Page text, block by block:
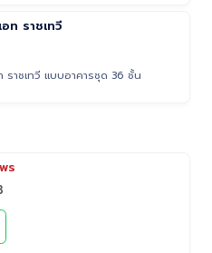
ท ราชเทวี
าชเทวี แบบอาคารชุด 36 ชั้น
ร